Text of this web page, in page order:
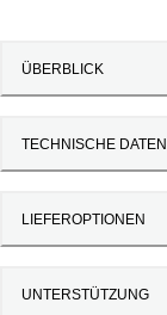
ÜBERBLICK
TECHNISCHE DATEN
LIEFEROPTIONEN
UNTERSTÜTZUNG